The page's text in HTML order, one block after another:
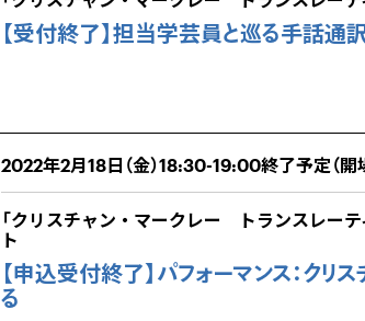
【受付終了】担当学芸員と巡る手話
2022年2月18日（金）18:30-19:00終了予定（開
「クリスチャン・マークレー トランスレーテ
ト
【申込受付終了】パフォーマンス：クリ
る